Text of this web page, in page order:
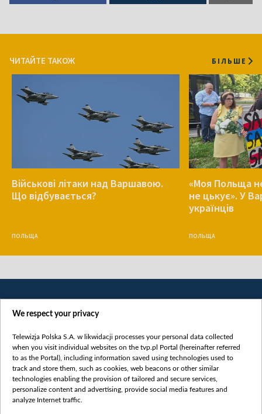
ЧИТАЙТЕ ТАКОЖ БІЛЬШЕ
Військові літаки над Варшавою.
Що відбувається?
ПОЛЬЩА
«Моя Польща
не цькує». У
українців
ПОЛЬЩА
Категорії
Новини
We respect your privacy
Telewizja Polska S.A. w likwidacji processes your personal data collected
when you visit individual websites on the tvp.pl Portal (hereinafter referred
to as the Portal), including information saved using technologies used to
track and store them, such as cookies, web beacons or other similar
technologies enabling the provision of tailored and secure services,
personalize content and advertising, provide social media features and
analyze Internet traffic.